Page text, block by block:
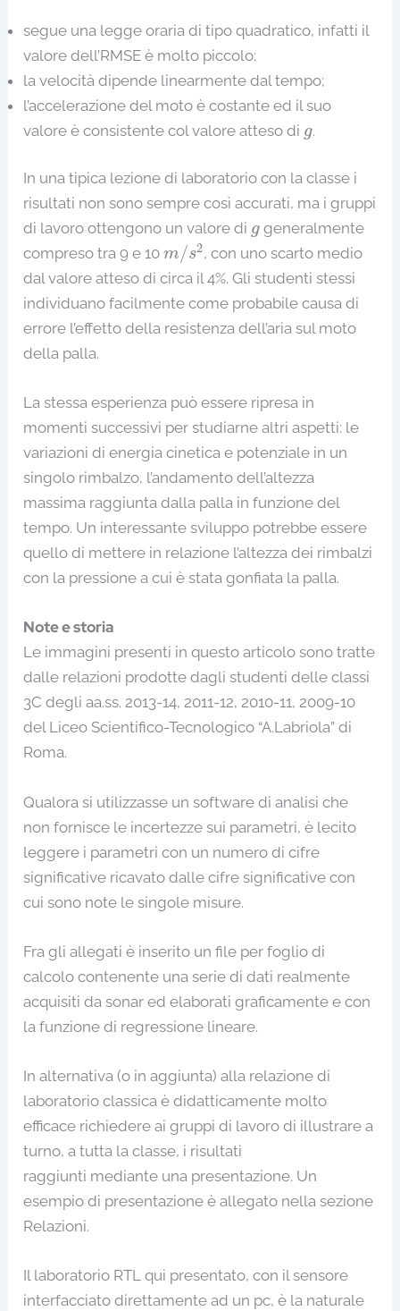
segue una legge oraria di tipo quadratico, infatti il
valore dell’RMSE è molto piccolo;
la velocità dipende linearmente dal tempo;
l’accelerazione del moto è costante ed il suo
valore è consistente col valore atteso di g
g.
In una tipica lezione di laboratorio con la classe i
risultati non sono sempre così accurati, ma i gruppi
di lavoro ottengono un valore di g
g generalmente
compreso tra 9 e 10m/s2
/ s2, con uno scarto medio
dal valore atteso di circa il 4%. Gli studenti stessi
individuano facilmente come probabile causa di
errore l’effetto della resistenza dell’aria sul moto
della palla.
La stessa esperienza può essere ripresa in
momenti successivi per studiarne altri aspetti: le
variazioni di energia cinetica e potenziale in un
singolo rimbalzo, l’andamento dell’altezza
massima raggiunta dalla palla in funzione del
tempo. Un interessante sviluppo potrebbe essere
quello di mettere in relazione l’altezza dei rimbalzi
con la pressione a cui è stata gonfiata la palla.
Note e storia
Le immagini presenti in questo articolo sono tratte
dalle relazioni prodotte dagli studenti delle classi
3C degli aa.ss. 2013-14, 2011-12, 2010-11, 2009-10
del Liceo Scientifico-Tecnologico “A.Labriola” di
Roma.
Qualora si utilizzasse un software di analisi che
non fornisce le incertezze sui parametri, è lecito
leggere i parametri con un numero di cifre
significative ricavato dalle cifre significative con
cui sono note le singole misure.
Fra gli allegati è inserito un file per foglio di
calcolo contenente una serie di dati realmente
acquisiti da sonar ed elaborati graficamente e con
la funzione di regressione lineare.
In alternativa (o in aggiunta) alla relazione di
laboratorio classica è didatticamente molto
efficace richiedere ai gruppi di lavoro di illustrare a
turno, a tutta la classe, i risultati
raggiunti mediante una presentazione. Un
esempio di presentazione è allegato nella sezione
Relazioni.
Il laboratorio RTL qui presentato, con il sensore
interfacciato direttamente ad un pc, è la naturale